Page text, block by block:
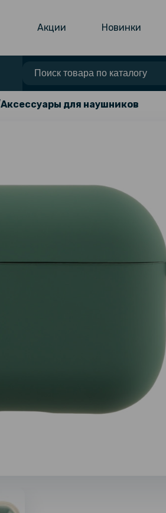
Акции Новинки
Аксессуары для наушников